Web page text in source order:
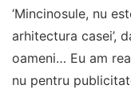
‘Mincinosule, nu
arhitectura casei’,
oameni… Eu am
nu pentru